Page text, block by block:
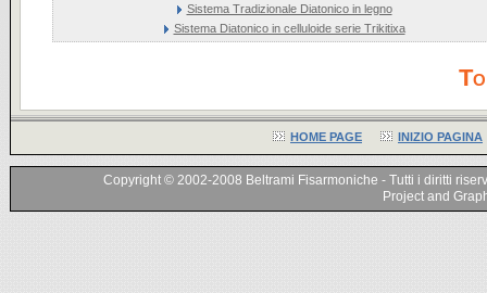
Sistema Tradizionale Diatonico in legno
Sistema Diatonico in celluloide serie Trikitixa
HOME PAGE INIZIO PAGINA
Copyright © 2002-2008 Beltrami Fisarmoniche - Tutti i diritti
Project and